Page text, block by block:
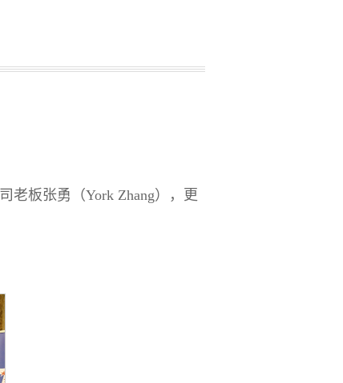
老板张勇（York Zhang），更